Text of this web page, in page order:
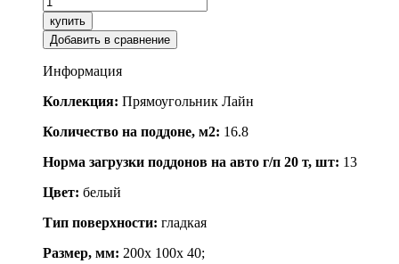
купить
Добавить в сравнение
Информация
Коллекция: Прямоугольник Лайн
Количество на поддоне, м2: 16.8
Норма загрузки поддонов на авто г/п 20 т, шт: 13
Цвет: белый
Тип поверхности: гладкая
Размер, мм: 200x 100x 40;